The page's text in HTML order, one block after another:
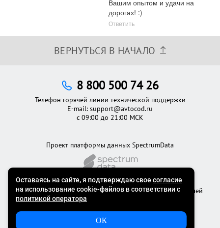
Вашим опытом и удачи на
дорогах! :)
Ответить
ВЕРНУТЬСЯ В НАЧАЛО
©2012 - 2026Официальный сервис проверки автомобилей
Проект платформы данных SpectrumData
8 800 500 74 26
Телефон горячей линии технической поддержки
E-mail: support@avtocod.ru
с 09:00 до 21:00 МСК